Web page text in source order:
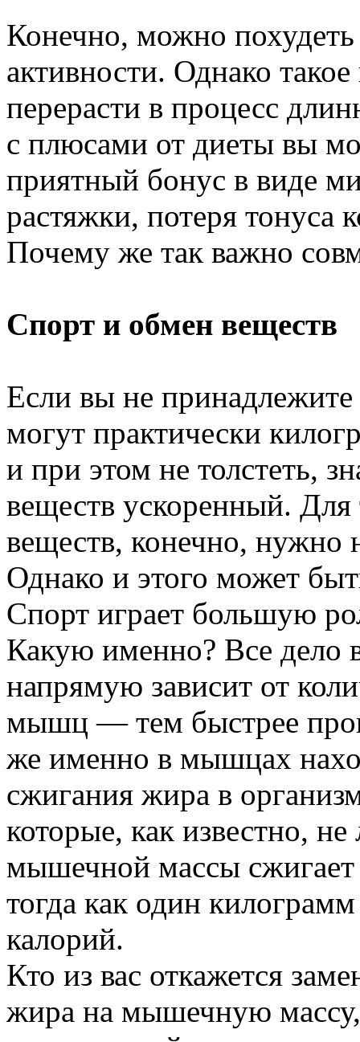
Конечно, можно
активности. Однако
перерасти в процесс
с плюсами от диеты вы
приятный бонус в виде
растяжки, потеря тонуса
Почему же так важно
Спорт и обмен веществ
Если вы не принадлежите
могут практически
и при этом не толстеть,
веществ ускоренный. Для
веществ, конечно, нужно
Однако и этого может
Спорт играет большую
Какую именно? Все дело
напрямую зависит от
мышц — тем быстрее
же именно в мышцах
сжигания жира в
которые, как известно,
мышечной массы сжигает
тогда как один
калорий.
Кто из вас откажется
жира на мышечную массу,